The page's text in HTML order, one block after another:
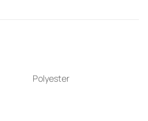
Polyester